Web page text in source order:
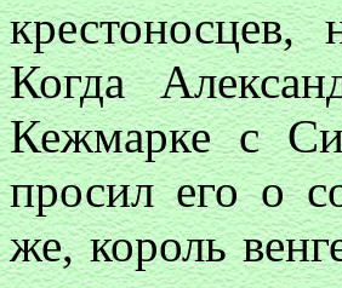
Когда
Кежмарке с
просил его о
же, король